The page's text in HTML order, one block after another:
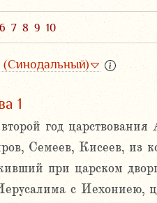
6 7 8 9 10
(Синодальный)
1
год
Семеев, Кисеев, из
при царском
с Иехониею,